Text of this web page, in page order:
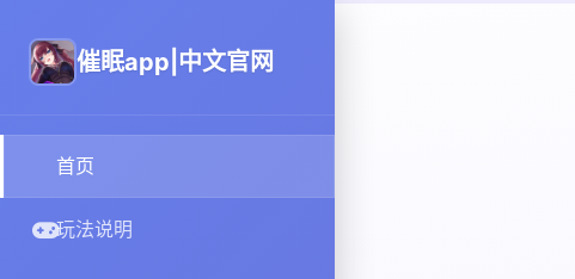
催眠app|中文官网
首页
玩法说明